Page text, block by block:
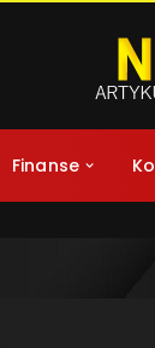
Finanse